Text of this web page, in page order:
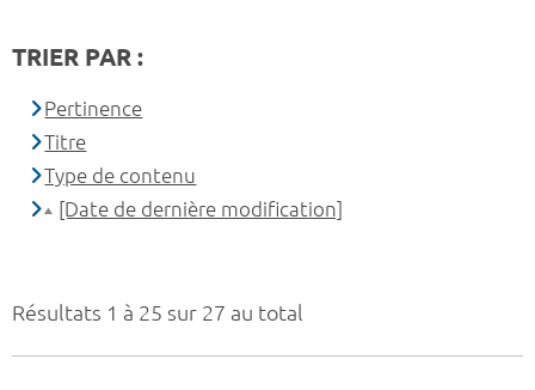
Résultats 1 à 25 sur 27 au total
TRIER PAR :
Pertinence
Titre
Type de contenu
[Date de dernière modification]